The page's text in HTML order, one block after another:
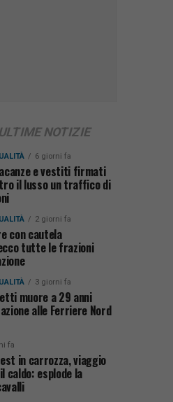
ULTIME NOTIZIE
6 giorni fa
e vestiti firmati
il lusso un traffico di
2 giorni fa
con cautela
tutte le frazioni
3 giorni fa
muore a 29 anni
alle Ferriere Nord
fa
in carrozza, viaggio
caldo: esplode la